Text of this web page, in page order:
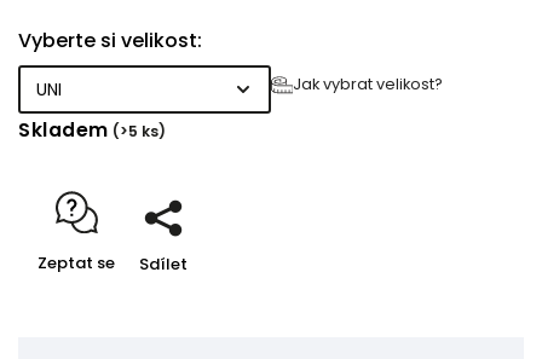
Vyberte si velikost:
Jak vybrat velikost?
Skladem (>5 ks)
Zeptat se Sdílet